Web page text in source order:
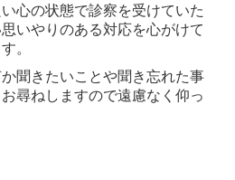
心の状態で診察を受けていた
いやりのある対応を心がけて
。
聞きたいことや聞き忘れた事
尋ねしますので遠慮なく仰っ